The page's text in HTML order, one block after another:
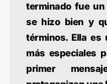
terminado fue
se hizo bien y
términos. Ella es
más especiales
primer